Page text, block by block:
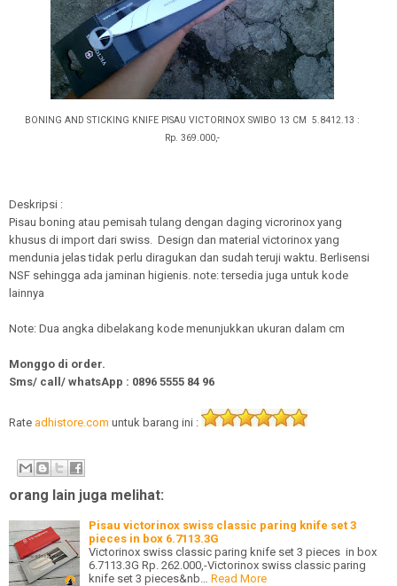
BONING AND STICKING KNIFE PISAU VICTORINOX SWIBO 13 CM 5.8412.13 :
Rp. 369.000,-
Deskripsi :
Pisau boning atau pemisah tulang dengan daging vicrorinox yang
khusus di import dari swiss. Design dan material victorinox yang
mendunia jelas tidak perlu diragukan dan sudah teruji waktu. Berlisensi
NSF sehingga ada jaminan higienis. note: tersedia juga untuk kode
lainnya
Note: Dua angka dibelakang kode menunjukkan ukuran dalam cm
Monggo di order.
Sms/ call/ whatsApp : 0896 5555 84 96
Rate adhistore.com untuk barang ini :
orang lain juga melihat:
Pisau victorinox swiss classic paring knife set 3
pieces in box 6.7113.3G
Victorinox swiss classic paring knife set 3 pieces in box
6.7113.3G Rp. 262.000,-Victorinox swiss classic paring
knife set 3 pieces&nb… Read More